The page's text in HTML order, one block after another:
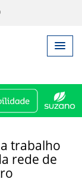
trabalho
rede de